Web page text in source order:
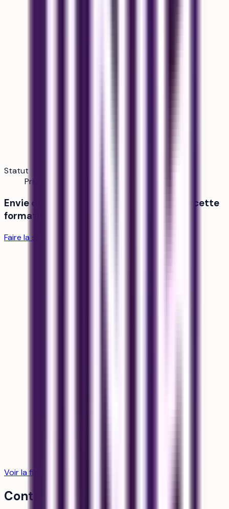
Statut
Privé hors contrat / enseignement supérieur
Envie de savoir si tu as tes chances dans cette
formation ?
Faire la simulation
Voir la fiche établissement
Contexte d'admission